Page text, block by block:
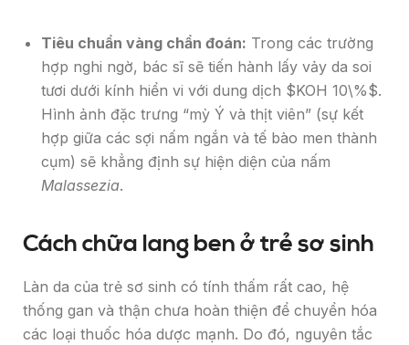
Tiêu chuẩn vàng chẩn đoán: Trong các trường
hợp nghi ngờ, bác sĩ sẽ tiến hành lấy vảy da soi
tươi dưới kính hiển vi với dung dịch $KOH 10\%$.
Hình ảnh đặc trưng “mỳ Ý và thịt viên” (sự kết
hợp giữa các sợi nấm ngắn và tế bào men thành
cụm) sẽ khẳng định sự hiện diện của nấm
Malassezia.
Cách chữa lang ben ở trẻ sơ sinh
Làn da của trẻ sơ sinh có tính thấm rất cao, hệ
thống gan và thận chưa hoàn thiện để chuyển hóa
các loại thuốc hóa dược mạnh. Do đó, nguyên tắc